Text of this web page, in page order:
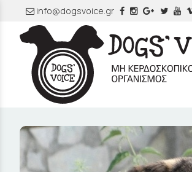
info@dogsvoice.gr